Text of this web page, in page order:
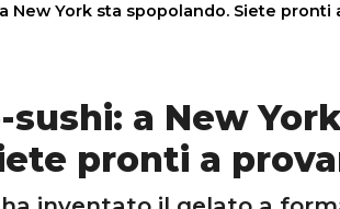
New York sta spopolando. Siete pronti
a New
pronti a